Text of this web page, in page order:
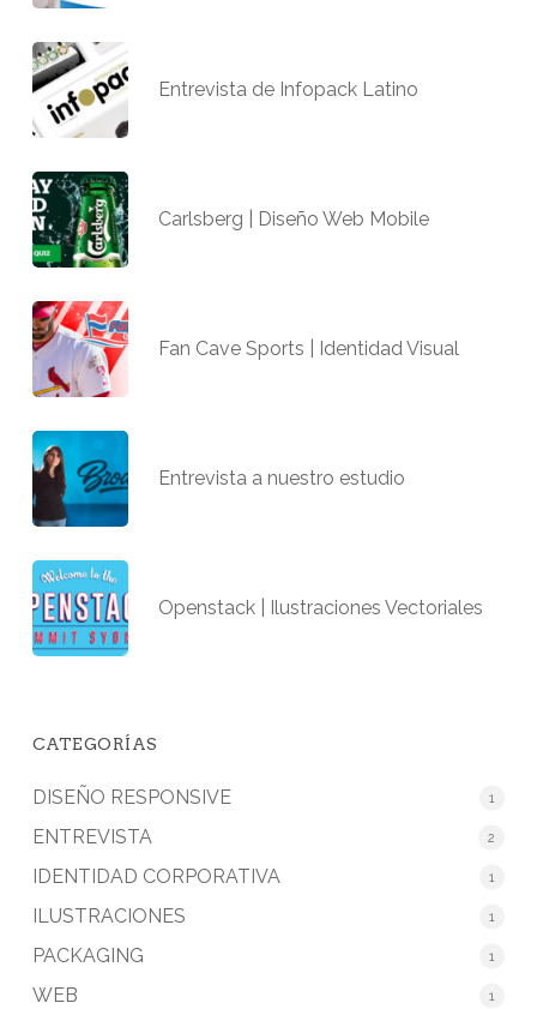
Entrevista de Infopack Latino
Carlsberg | Diseño Web Mobile
Fan Cave Sports | Identidad Visual
Entrevista a nuestro estudio
Openstack | Ilustraciones Vectoriales
CATEGORÍAS
DISEÑO RESPONSIVE 1
ENTREVISTA 2
IDENTIDAD CORPORATIVA 1
ILUSTRACIONES 1
PACKAGING 1
WEB 1